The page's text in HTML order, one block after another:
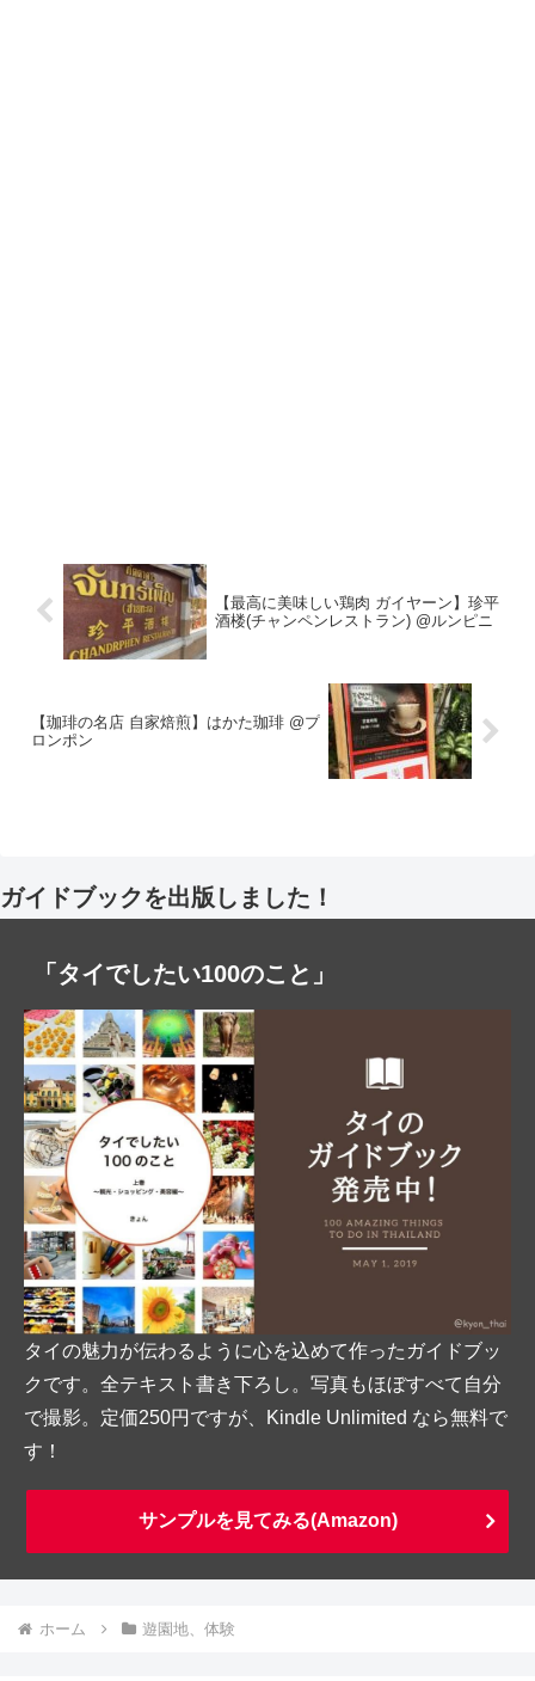
【最高に美味しい鶏肉 ガイヤーン】珍平
酒楼(チャンペンレストラン) @ルンピニ
【珈琲の名店 自家焙煎】はかた珈琲 @プ
ロンポン
ガイドブックを出版しました！
「タイでしたい100のこと」
タイの魅力が伝わるように心を込めて作ったガイドブッ
クです。全テキスト書き下ろし。写真もほぼすべて自分
で撮影。定価250円ですが、Kindle Unlimited なら無料で
す！
サンプルを見てみる(Amazon)
ホーム 遊園地、体験